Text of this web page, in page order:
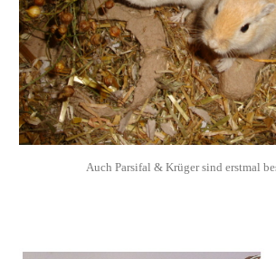
Auch Parsifal & Krüger sind erstmal